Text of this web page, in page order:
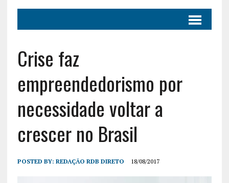
Crise faz
empreendedorismo por
necessidade voltar a
crescer no Brasil
POSTED BY: REDAÇÃO RDB DIRETO 18/08/2017